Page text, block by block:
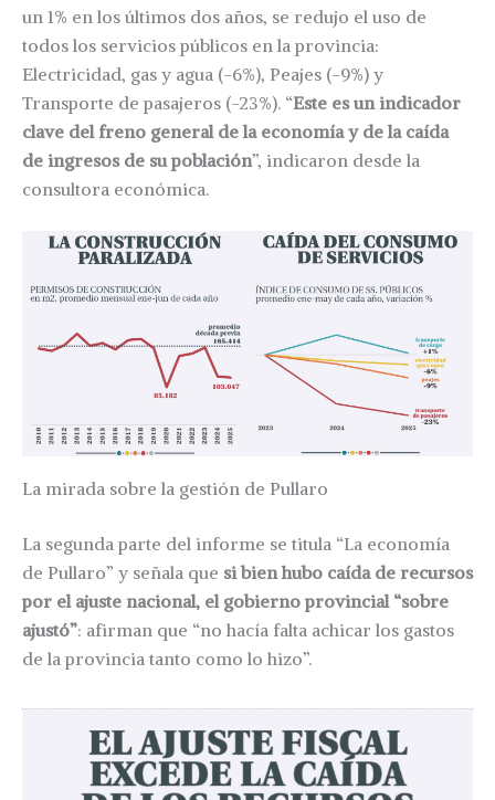
un 1% en los últimos dos años, se redujo el uso de
todos los servicios públicos en la provincia:
Electricidad, gas y agua (-6%), Peajes (-9%) y
Transporte de pasajeros (-23%). “Este es un indicador
clave del freno general de la economía y de la caída
de ingresos de su población”, indicaron desde la
consultora económica.
La mirada sobre la gestión de Pullaro
La segunda parte del informe se titula “La economía
de Pullaro” y señala que si bien hubo caída de recursos
por el ajuste nacional, el gobierno provincial “sobre
ajustó”: afirman que “no hacía falta achicar los gastos
de la provincia tanto como lo hizo”.